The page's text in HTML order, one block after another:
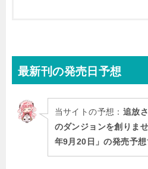
最新刊の発売日予想
当サイトの予想： 追放
のダンジョンを創りま
年9月20日」の発売予想